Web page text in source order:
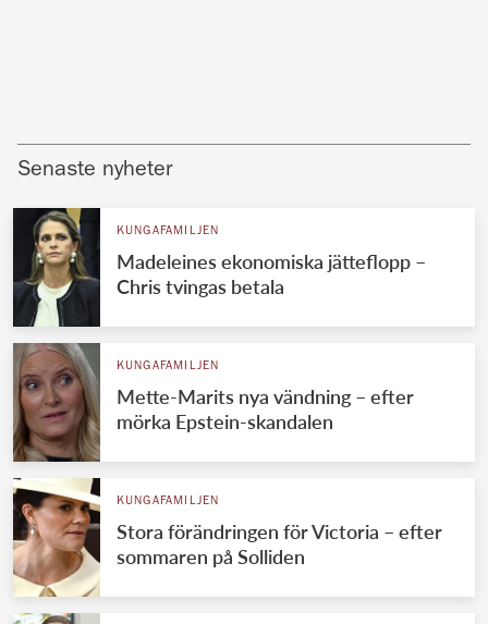
Senaste nyheter
KUNGAFAMILJEN
Madeleines ekonomiska jätteflopp –
Chris tvingas betala
KUNGAFAMILJEN
Mette-Marits nya vändning – efter
mörka Epstein-skandalen
KUNGAFAMILJEN
Stora förändringen för Victoria – efter
sommaren på Solliden